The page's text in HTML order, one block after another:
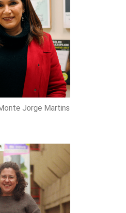
Jorge Martins